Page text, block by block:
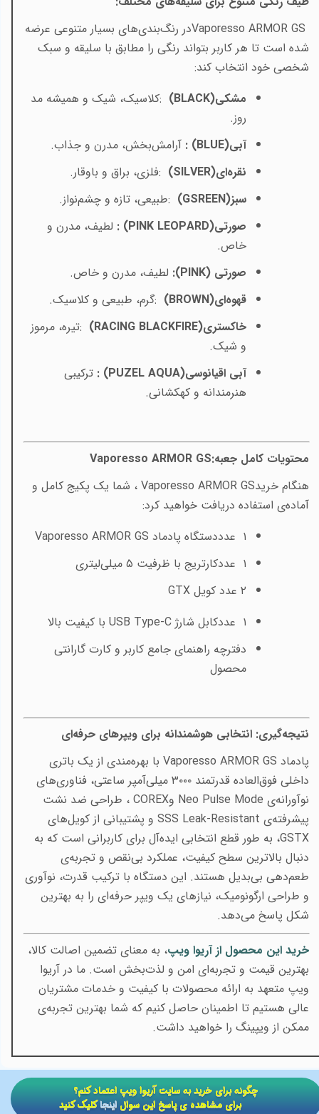
Vaporesso ARMOR GSدر رنگ‌بندی‌های بسیار متنوعی عرضه
شده است تا هر کاربر بتواند رنگی را مطابق با سلیقه و سبک
شخصی خود انتخاب کند:
مشکی(BLACK) :کلاسیک، شیک و همیشه مد
روز.
آبی: (BLUE) آرامش‌بخش، مدرن و جذاب.
نقره‌ای(SILVER) :فلزی، براق و باوقار.
سبز(GSREEN) :طبیعی، تازه و چشم‌نواز.
صورتی: (PINK LEOPARD) لطیف، مدرن و
خاص.
صورتی :(PINK) لطیف، مدرن و خاص.
قهوه‌ای(BROWN) :گرم، طبیعی و کلاسیک.
خاکستری(RACING BLACKFIRE) :تیره، مرموز
و شیک.
آبی اقیانوسی: (PUZEL AQUA) ترکیبی
هنرمندانه و کهکشانی.
محتویات کامل جعبهVaporesso ARMOR GS:
هنگام خریدVaporesso ARMOR GS ، شما یک پکیج کامل و
آماده‌ی استفاده دریافت خواهید کرد:
۱
دستگاه پادماد Vaporesso ARMOR GS
۱
کارتریج با ظرفیت ۵ میلی‌لیتری
۲عدد کویل GTX
۱
کابل شارژUSB Type-C با کیفیت بالا
دفترچه راهنمای جامع کاربر و کارت گارانتی
محصول
نتیجه‌گیری: انتخابی هوشمندانه برای ویپرهای حرفه‌ای
پادمادVaporesso ARMOR GS با بهره‌مندی از یک باتری
داخلی فوق‌العاده قدرتمند ۳۰۰۰ میلی‌آمپر ساعتی، فناوری‌های
نوآورانه‌یNeo Pulse Mode وCOREX ، طراحی ضد نشت
پیشرفته‌یSSS Leak-Resistant و پشتیبانی از کویل‌های
GSTX، به طور قطع انتخابی ایده‌آل برای کاربرانی است که به
دنبال بالاترین سطح کیفیت، عملکرد بی‌نقص و تجربه‌ی
طعم‌دهی بی‌بدیل هستند. این دستگاه با ترکیب قدرت، نوآوری
و طراحی ارگونومیک، نیازهای یک ویپر حرفه‌ای را به بهترین
شکل پاسخ می‌دهد.
خرید این محصول از آریوا ویپ، به معنای تضمین اصالت کالا،
بهترین قیمت و تجربه‌ای امن و لذت‌بخش است. ما در آریوا
ویپ متعهد به ارائه محصولات با کیفیت و خدمات مشتریان
عالی هستیم تا اطمینان حاصل کنیم که شما بهترین تجربه‌ی
ممکن از ویپینگ را خواهید داشت.
​​چگونه برای خرید به سایت آریوا ویپ اعتماد کنم؟
برای مشاهده ی پاسخ این سوالاینجاکلیک کنید